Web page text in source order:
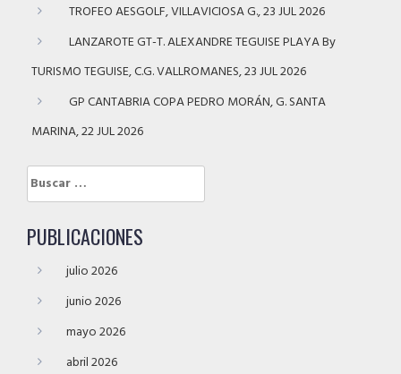
TROFEO AESGOLF, VILLAVICIOSA G., 23 JUL 2026
LANZAROTE GT-T. ALEXANDRE TEGUISE PLAYA By
TURISMO TEGUISE, C.G. VALLROMANES, 23 JUL 2026
GP CANTABRIA COPA PEDRO MORÁN, G. SANTA
MARINA, 22 JUL 2026
Buscar:
PUBLICACIONES
julio 2026
junio 2026
mayo 2026
abril 2026